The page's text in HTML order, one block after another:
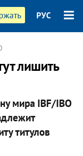
РУС
лишить
мира IBF/IBO
титулов